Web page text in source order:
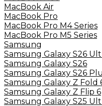
MacBook Air
MacBook Pro
MacBook Pro M4 Series
MacBook Pro M5 Series
Samsung
Samsung Galaxy S26
Samsung Galaxy S26
Samsung Galaxy S26
Samsung Galaxy Z Fold
Samsung Galaxy Z Flip 6
Samsung Galaxy S25